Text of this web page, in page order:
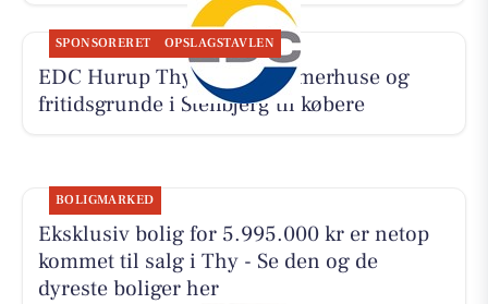
SPONSORERET OPSLAGSTAVLEN
EDC Hurup Thy søger sommerhuse og
fritidsgrunde i Stenbjerg til købere
BOLIGMARKED
Eksklusiv bolig for 5.995.000 kr er netop
kommet til salg i Thy - Se den og de
dyreste boliger her